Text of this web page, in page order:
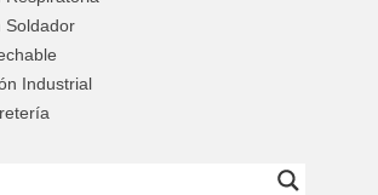
Soldador
Industrial